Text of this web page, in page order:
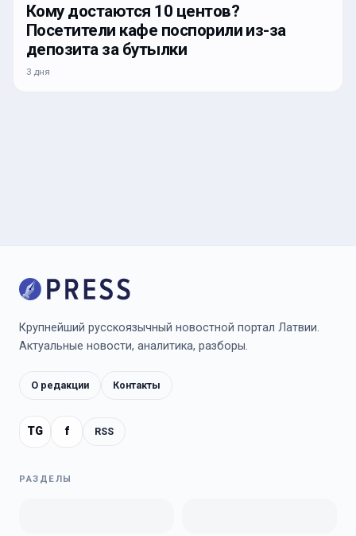
Кому достаются 10 центов?
Посетители кафе поспорили из-за
депозита за бутылки
3 дня
Крупнейший русскоязычный новостной портал Латвии.
Актуальные новости, аналитика, разборы.
О редакции Контакты
TG f RSS
РАЗДЕЛЫ